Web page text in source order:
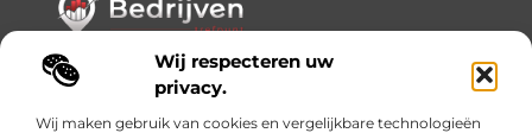
Wij respecteren uw
privacy.
Wij maken gebruik van cookies en vergelijkbare technologieën
Waar Kennis, Inspiratie en Netwerken Samenkomen.
Ontdek waardevolle inzichten en blijf op de hoogte van alles
wat er speelt in de wereld.